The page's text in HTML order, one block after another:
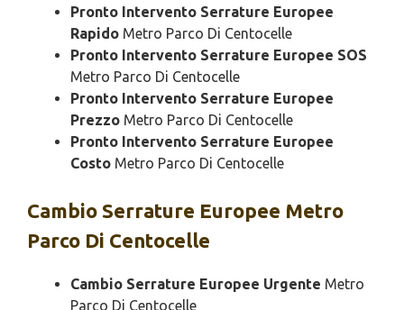
Pronto Intervento Serrature Europee
Rapido Metro Parco Di Centocelle
Pronto Intervento Serrature Europee SOS
Metro Parco Di Centocelle
Pronto Intervento Serrature Europee
Prezzo Metro Parco Di Centocelle
Pronto Intervento Serrature Europee
Costo Metro Parco Di Centocelle
Cambio Serrature Europee Metro
Parco Di Centocelle
Cambio Serrature Europee Urgente Metro
Parco Di Centocelle